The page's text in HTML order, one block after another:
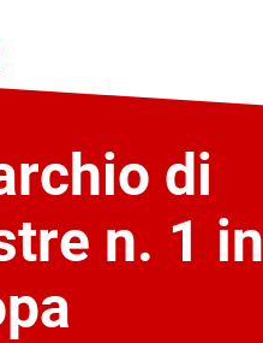
di
n. 1 in